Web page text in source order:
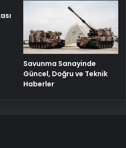
Savunma Sanayinde
Güncel, Doğru ve Teknik
Haberler